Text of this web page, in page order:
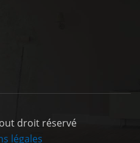
droit réservé
légales